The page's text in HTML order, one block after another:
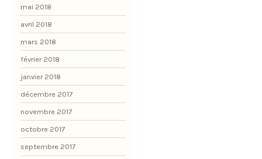
mai 2018
avril 2018
mars 2018
février 2018
janvier 2018
décembre 2017
novembre 2017
octobre 2017
septembre 2017